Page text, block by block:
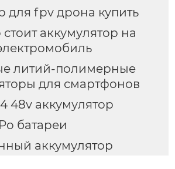
для fpv дрона купить
стоит аккумулятор на
литий-полимерные
для смартфонов
48v аккумулятор
батареи
аккумулятор